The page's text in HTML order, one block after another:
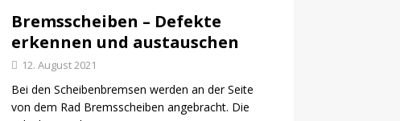
Bremsscheiben – Defekte
erkennen und austauschen
12. August 2021
Bei den Scheibenbremsen werden an der Seite
von dem Rad Bremsscheiben angebracht. Die